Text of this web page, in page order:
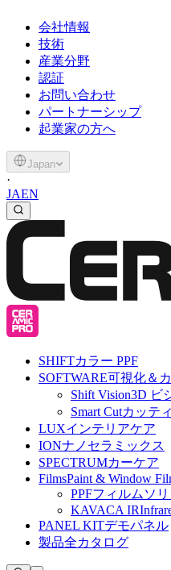
会社情報
技術
産業分野
認証
お問い合わせ
パートナーシップ
起業家の方へ
Japan
·
JAEN
SHIFTカラー PPF
SOFTWARE可視化＆
Shift Vision3D ビ
Smart Cutカッテ
LUXインテリアケア
IONナノセラミックス
SPECTRUMカーケア
FilmsPaint & Window
PPFフィルムソ
KAVACA IR
PANEL KITデモパネル
製品全カタログ